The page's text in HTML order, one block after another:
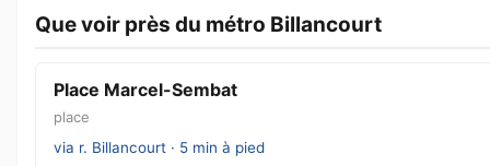
Que voir près du métro Billancourt
Place Marcel-Sembat
place
via r. Billancourt · 5 min à pied